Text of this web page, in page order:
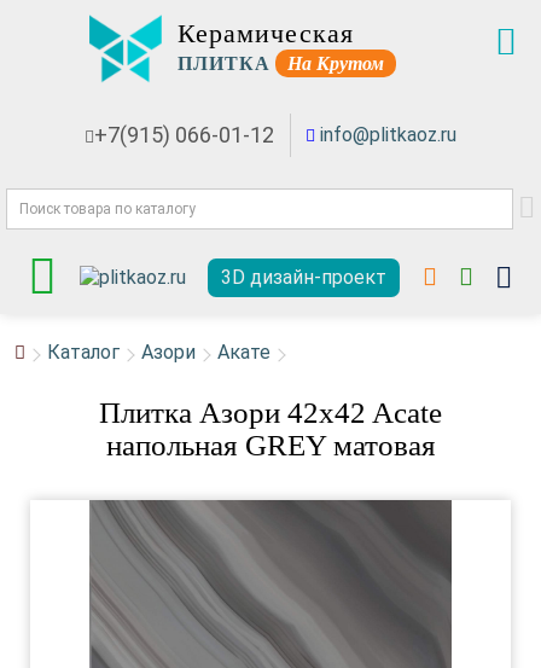
Керамическая
ПЛИТКА На Крутом
+7(915) 066-01-12 info@plitkaoz.ru
3D дизайн-проект
Каталог Азори Акате
Плитка Азори 42x42 Acate
напольная GREY матовая